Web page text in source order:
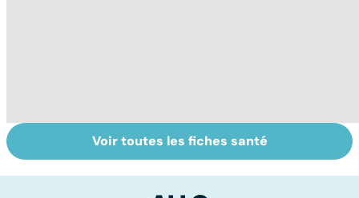
Le café : une
mine d'or pour
Faire du sport à
domicile, c'est
Voir toutes les fiches santé